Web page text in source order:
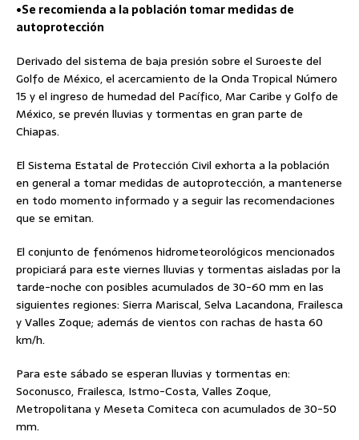
•​Se recomienda a la población tomar medidas de
autoprotección
Derivado del sistema de baja presión sobre el Suroeste del
Golfo de México, el acercamiento de la Onda Tropical Número
15 y el ingreso de humedad del Pacífico, Mar Caribe y Golfo de
México, se prevén lluvias y tormentas en gran parte de
Chiapas.
El Sistema Estatal de Protección Civil exhorta a la población
en general a tomar medidas de autoprotección, a mantenerse
en todo momento informado y a seguir las recomendaciones
que se emitan.
El conjunto de fenómenos hidrometeorológicos mencionados
propiciará para este viernes lluvias y tormentas aisladas por la
tarde-noche con posibles acumulados de 30-60 mm en las
siguientes regiones: Sierra Mariscal, Selva Lacandona, Frailesca
y Valles Zoque; además de vientos con rachas de hasta 60
km/h.
Para este sábado se esperan lluvias y tormentas en:
Soconusco, Frailesca, Istmo-Costa, Valles Zoque,
Metropolitana y Meseta Comiteca con acumulados de 30-50
mm.